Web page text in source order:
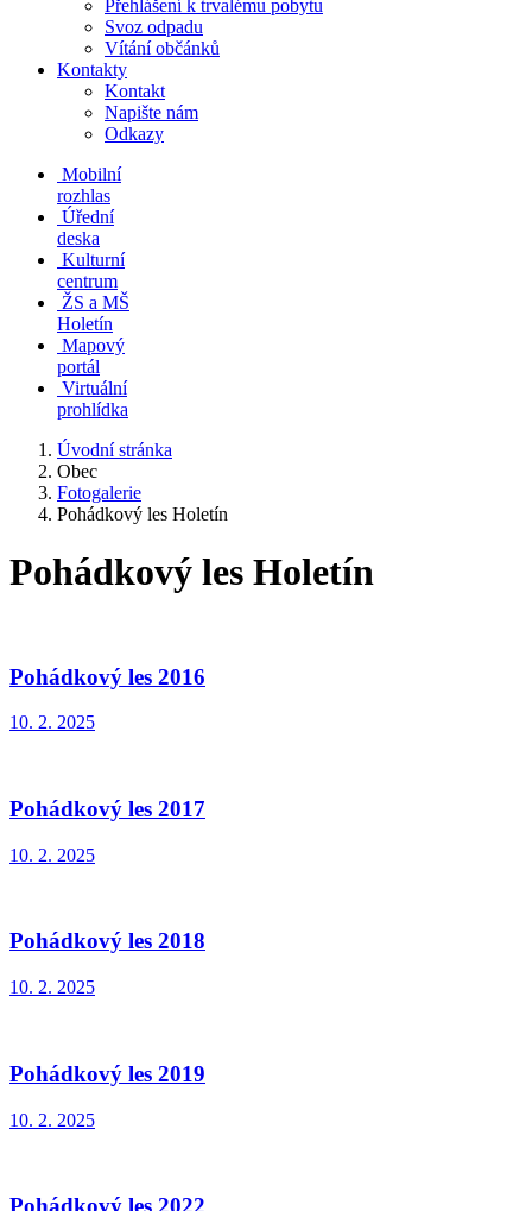
Přehlášení k trvalému pobytu
Svoz odpadu
Vítání občánků
Kontakty
Kontakt
Napište nám
Odkazy
Mobilní
rozhlas
Úřední
deska
Kulturní
centrum
ŽS a MŠ
Holetín
Mapový
portál
Virtuální
prohlídka
Úvodní stránka
Obec
Fotogalerie
Pohádkový les Holetín
Pohádkový les Holetín
Pohádkový les 2016
10. 2. 2025
Pohádkový les 2017
10. 2. 2025
Pohádkový les 2018
10. 2. 2025
Pohádkový les 2019
10. 2. 2025